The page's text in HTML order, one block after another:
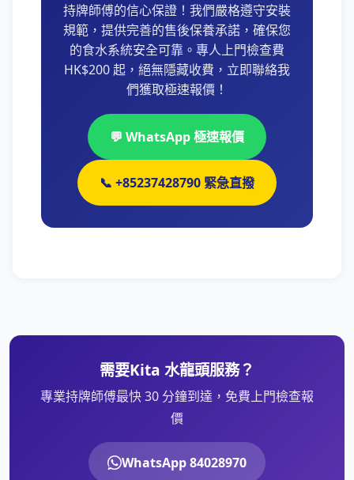
持牌師傅的信心保證！我們嚴格遵守安裝
規範，提供完善的售後保養承諾，確保您
的食水系統安全可靠。專人上門檢查費
HK$200 起，絕無隱藏收費，立即聯絡我
們獲取極速報價！
💬 WhatsApp 極速報價
📞 +85237428790 緊急直撥
需要Kita 水龍頭服務？
專業持牌師傅最快 30 分鐘到達，免費上門檢查報
價
WhatsApp 84028970